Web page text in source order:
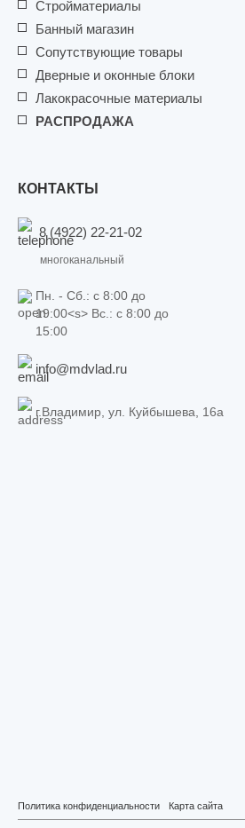
Стройматериалы
Банный магазин
Сопутствующие товары
Дверные и оконные блоки
Лакокрасочные материалы
РАСПРОДАЖА
КОНТАКТЫ
8 (4922) 22-21-02
многоканальный
Пн. - Сб.: c 8:00 до
19:00<s> Вс.: c 8:00 до
15:00
info@mdvlad.ru
г.Владимир, ул. Куйбышева, 16а
Политика конфиденциальности Карта сайта